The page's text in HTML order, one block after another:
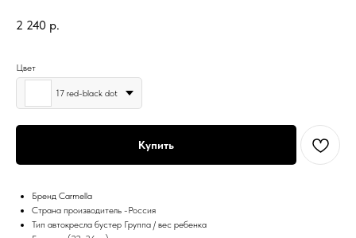
2 240 р.
Цвет
17 red-black dot
Купить
Бренд Carmella
Страна производитель -Россия
Тип автокресла бустер Группа / вес ребенка